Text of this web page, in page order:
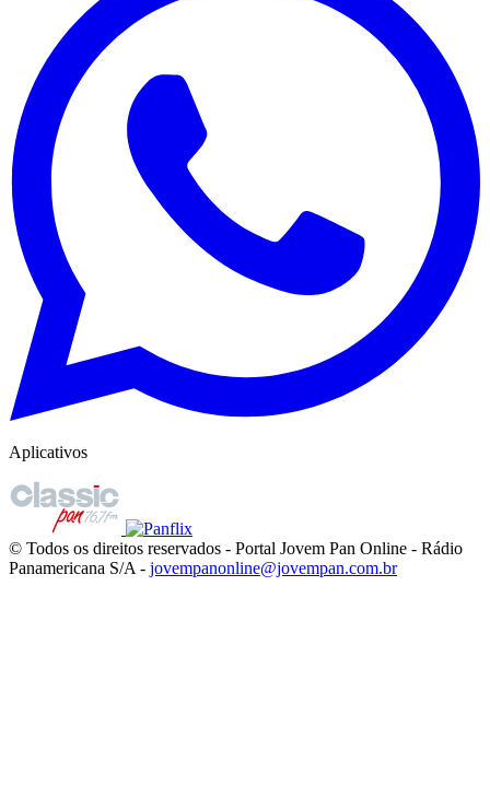
Aplicativos
© Todos os direitos reservados - Portal Jovem Pan Online - Rádio
Panamericana S/A - jovempanonline@jovempan.com.br